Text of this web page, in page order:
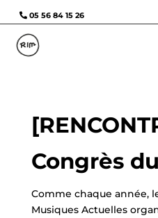
05 56 84 15 26
Congrès
Comme chaque année,
Musiques Actuelles